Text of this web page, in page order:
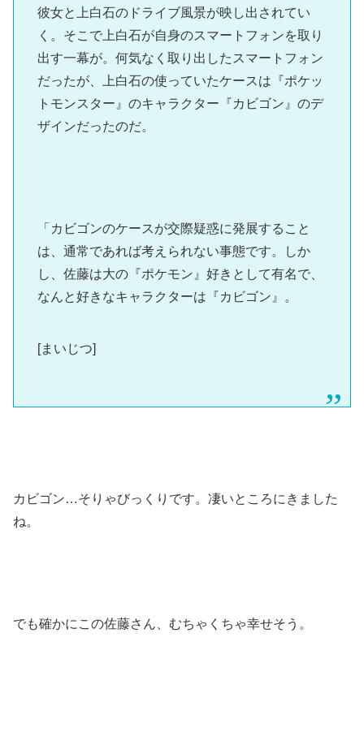
彼女と上白石のドライブ風景が映し出されてい
く。そこで上白石が自身のスマートフォンを取り
出す一幕が。何気なく取り出したスマートフォン
だったが、上白石の使っていたケースは『ポケッ
トモンスター』のキャラクター『カビゴン』のデ
ザインだったのだ。
「カビゴンのケースが交際疑惑に発展すること
は、通常であれば考えられない事態です。しか
し、佐藤は大の『ポケモン』好きとして有名で、
なんと好きなキャラクターは『カビゴン』。
[まいじつ]
カビゴン…そりゃびっくりです。凄いところにきました
ね。
でも確かにこの佐藤さん、むちゃくちゃ幸せそう。